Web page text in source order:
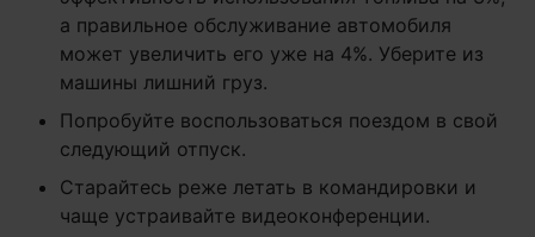
а правильное обслуживание автомобиля
может увеличить его уже на 4%. Уберите из
машины лишний груз.
Попробуйте воспользоваться поездом в свой
следующий отпуск.
Старайтесь реже летать в командировки и
чаще устраивайте видеоконференции.